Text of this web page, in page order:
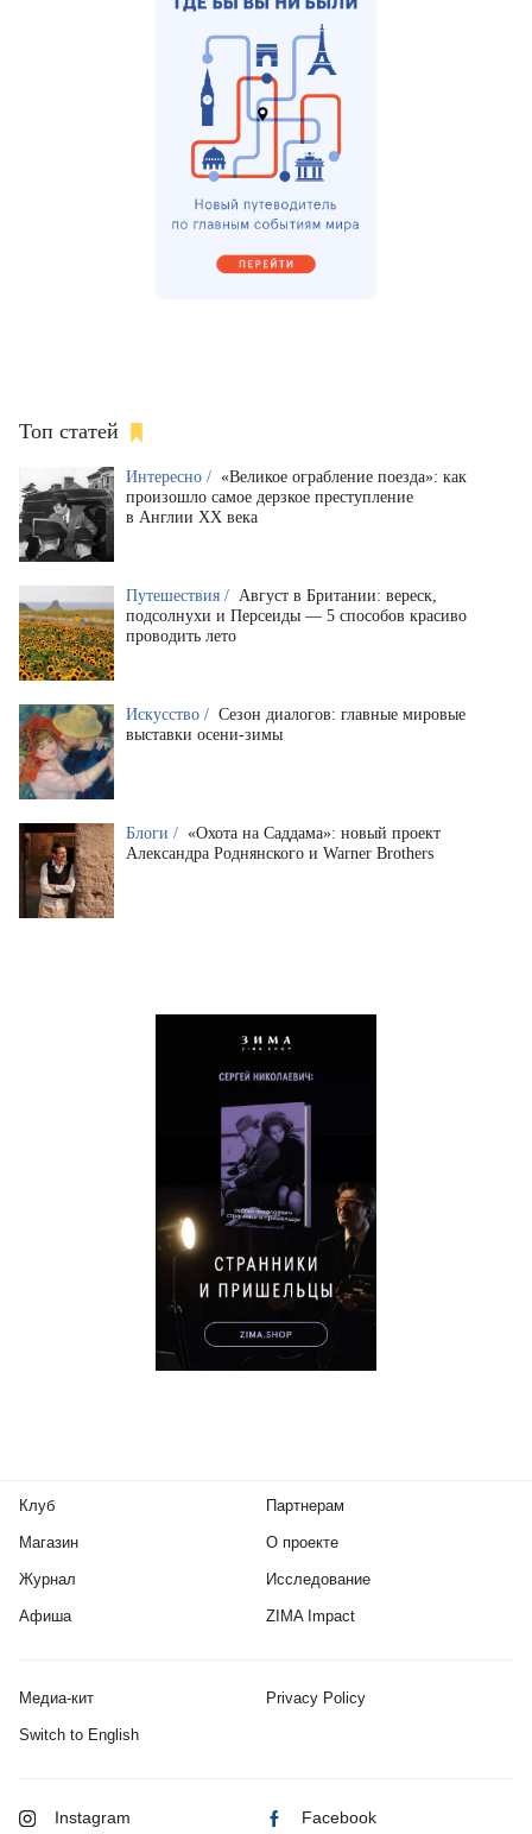
Топ статей
Интересно / «Великое ограбление поезда»: как
произошло самое дерзкое преступление
в Англии XX века
Путешествия / Август в Британии: вереск,
подсолнухи и Персеиды — 5 способов красиво
проводить лето
Искусство / Сезон диалогов: главные мировые
выставки осени-зимы
Блоги / «Охота на Саддама»: новый проект
Александра Роднянского и Warner Brothers
Клуб
Магазин
Журнал
Афиша
Партнерам
О проекте
Исследование
ZIMA Impact
Медиа-кит Privacy Policy
Switch to English
Instagram Facebook